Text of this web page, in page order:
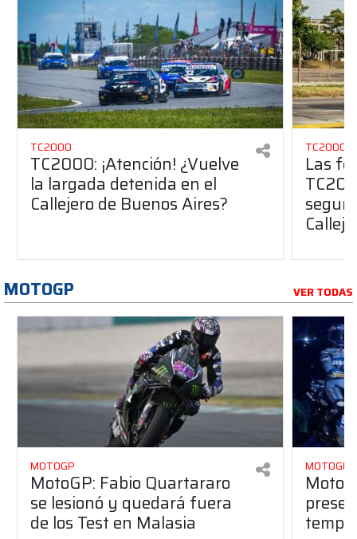
TC2000
TC2000: ¡Atención! ¿Vuelve
la largada detenida en el
Callejero de Buenos Aires?
TC2000
Las
MOTOGP VER TODAS
MOTOGP
MotoGP: Fabio Quartararo
se lesionó y quedará fuera
de los Test en Malasia
MOTOGP